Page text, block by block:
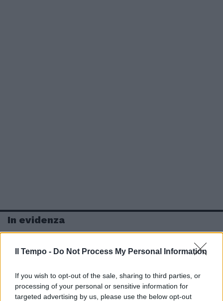
Il Tempo - Do Not Process My Personal Information
If you wish to opt-out of the sale, sharing to third parties, or
processing of your personal or sensitive information for
targeted advertising by us, please use the below opt-out
In evidenza